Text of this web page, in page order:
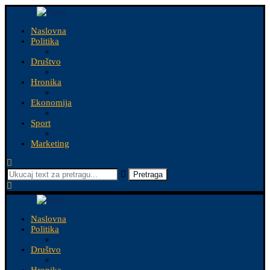
Naslovna
Politika
Društvo
Hronika
Ekonomija
Sport
Marketing
Pretraga
Naslovna
Politika
Društvo